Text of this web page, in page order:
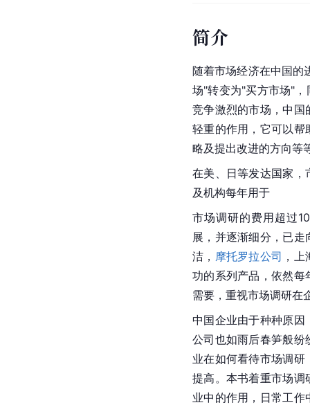
简介
随着市场经济在中国的
场"转变为"买方市场"
竞争激烈的市场，中国
轻重的作用，它可以帮
略及提出改进的方向等
在美、日等发达国家
及机构每年用于
市场调研的费用超过
展，并逐渐细分，已
洁， 摩托罗拉公司 ，
功的系列产品，依然每
需要，重视市场调研在
中国企业由于种种原因
公司也如雨后春笋般纷
业在如何看待市场调
提高。本书着重市场调
业中的作用，日常工